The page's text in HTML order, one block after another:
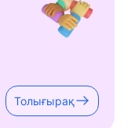
Толығырақ